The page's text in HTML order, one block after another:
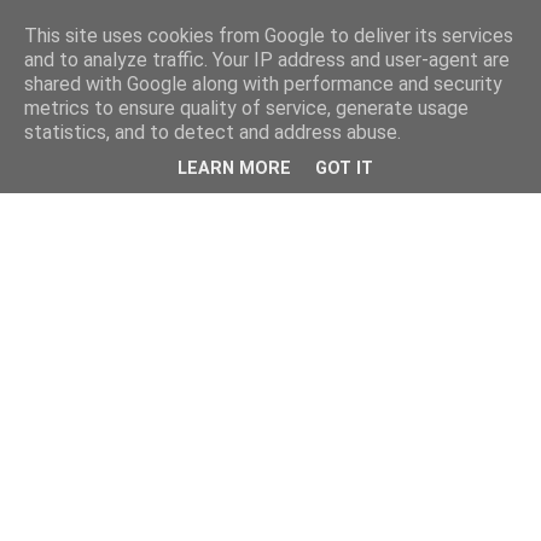
This site uses cookies from Google to deliver its services
and to analyze traffic. Your IP address and user-agent are
shared with Google along with performance and security
metrics to ensure quality of service, generate usage
statistics, and to detect and address abuse.
LEARN MORE GOT IT